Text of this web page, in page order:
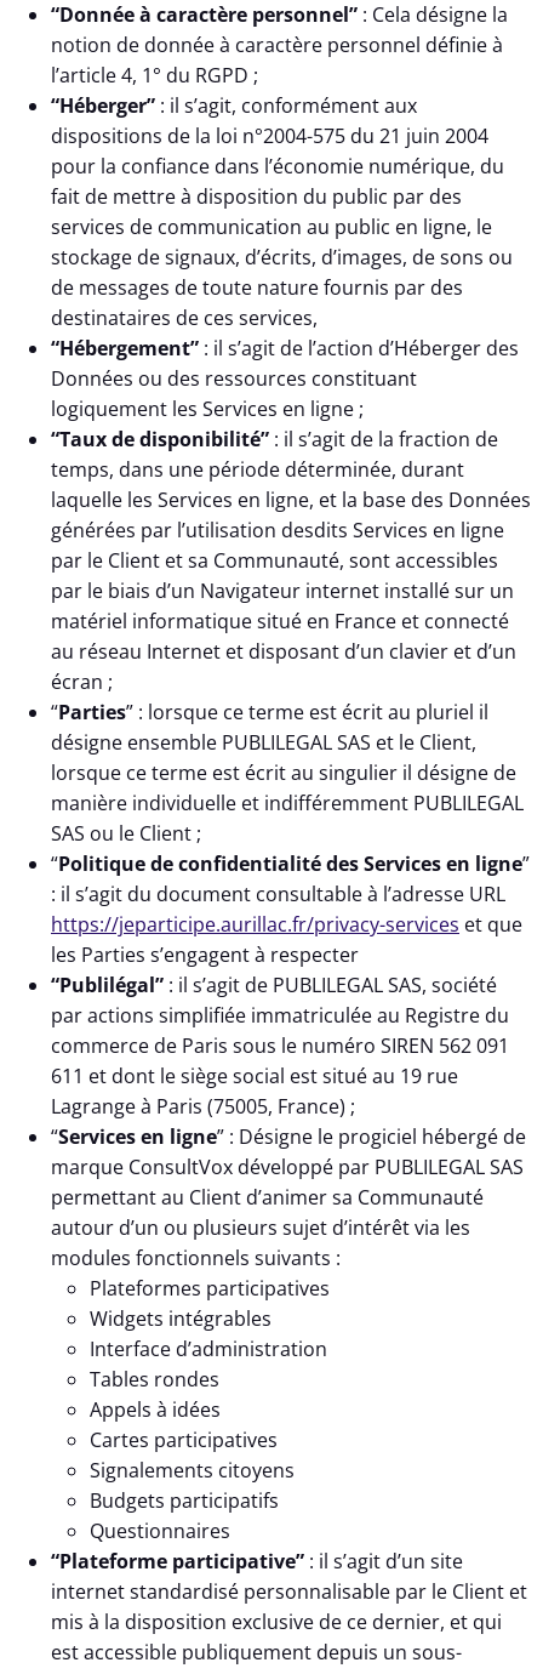
“Donnée à caractère personnel” : Cela désigne la
notion de donnée à caractère personnel définie à
l’article 4, 1° du RGPD ;
“Héberger” : il s’agit, conformément aux
dispositions de la loi n°2004-575 du 21 juin 2004
pour la confiance dans l’économie numérique, du
fait de mettre à disposition du public par des
services de communication au public en ligne, le
stockage de signaux, d’écrits, d’images, de sons ou
de messages de toute nature fournis par des
destinataires de ces services,
“Hébergement” : il s’agit de l’action d’Héberger des
Données ou des ressources constituant
logiquement les Services en ligne ;
“Taux de disponibilité” : il s’agit de la fraction de
temps, dans une période déterminée, durant
laquelle les Services en ligne, et la base des Données
générées par l’utilisation desdits Services en ligne
par le Client et sa Communauté, sont accessibles
par le biais d’un Navigateur internet installé sur un
matériel informatique situé en France et connecté
au réseau Internet et disposant d’un clavier et d’un
écran ;
“Parties” : lorsque ce terme est écrit au pluriel il
désigne ensemble PUBLILEGAL SAS et le Client,
lorsque ce terme est écrit au singulier il désigne de
manière individuelle et indifféremment PUBLILEGAL
SAS ou le Client ;
“Politique de confidentialité des Services en ligne”
: il s’agit du document consultable à l’adresse URL
https://jeparticipe.aurillac.fr/privacy-services et que
les Parties s’engagent à respecter
“Publilégal” : il s’agit de PUBLILEGAL SAS, société
par actions simplifiée immatriculée au Registre du
commerce de Paris sous le numéro SIREN 562 091
611 et dont le siège social est situé au 19 rue
Lagrange à Paris (75005, France) ;
“Services en ligne” : Désigne le progiciel hébergé de
marque ConsultVox développé par PUBLILEGAL SAS
permettant au Client d’animer sa Communauté
autour d’un ou plusieurs sujet d’intérêt via les
modules fonctionnels suivants :
Plateformes participatives
Widgets intégrables
Interface d’administration
Tables rondes
Appels à idées
Cartes participatives
Signalements citoyens
Budgets participatifs
Questionnaires
“Plateforme participative” : il s’agit d’un site
internet standardisé personnalisable par le Client et
mis à la disposition exclusive de ce dernier, et qui
est accessible publiquement depuis un sous-